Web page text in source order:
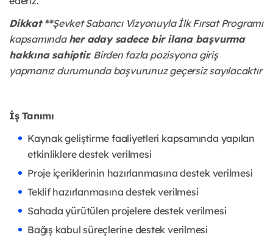
Dikkat **Şevket Sabancı Vizyonuyla İlk Fırsat Programı
kapsamında her aday sadece bir ilana başvurma
hakkına sahiptir. Birden fazla pozisyona giriş
yapmanız durumunda başvurunuz geçersiz sayılacaktır
İş Tanımı
Kaynak geliştirme faaliyetleri kapsamında yapılan
etkinliklere destek verilmesi
Proje içeriklerinin hazırlanmasına destek verilmesi
Teklif hazırlanmasına destek verilmesi
Sahada yürütülen projelere destek verilmesi
Bağış kabul süreçlerine destek verilmesi